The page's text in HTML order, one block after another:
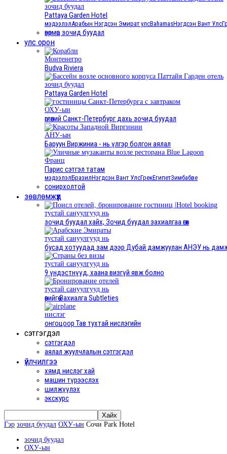
зочид буудал
Pattaya Garden Hotel
мэдээлэлАрабын Нэгдсэн Эмират улсBahamasНэгдсэн Вант Улс
өвөрмөц зочид буудал
улс орон
Монтенегро
Budva Riviera
зочид буудал
Pattaya Garden Hotel
ОХУ-ын
өглөөний Санкт-Петербург дахь зочид буудал
АНУ-ын
Баруун Виржиниа - нь үлгэр болгон аялал
Франц
Парис сэтгэл татам
мэдээлэлБразилНэгдсэн Вант УлсГрекЕгипетЗимбабве
сонирхолтой
зөвлөмжүүд
тустай сануулгууд нь
зочид буудал хайх, Зочид буудал захиалгаа өгөх
тустай сануулгууд нь
бусад хотуудад зам дээр Дубай дамжуулан АНЭУ нь дамжин
тустай сануулгууд нь
9 үндэстнүүд, хаана визгүй явж болно
тустай сануулгууд нь
өөрийгөө Захиалга Subtleties
нислэг
онгоцоор Тав тухтай нислэгийн
сэтгэгдэл
сэтгэгдэл
аялал жуулчлалын сэтгэгдэл
үйлчилгээ
хямд нислэг хай
машин түрээслэх
шилжүүлэх
экскурс
Гэр зочид буудал ОХУ-ын Сочи Park Hotel
зочид буудал
ОХУ-ын